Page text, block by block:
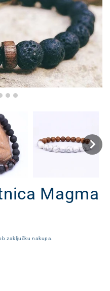
Magma
zaključku nakupa.